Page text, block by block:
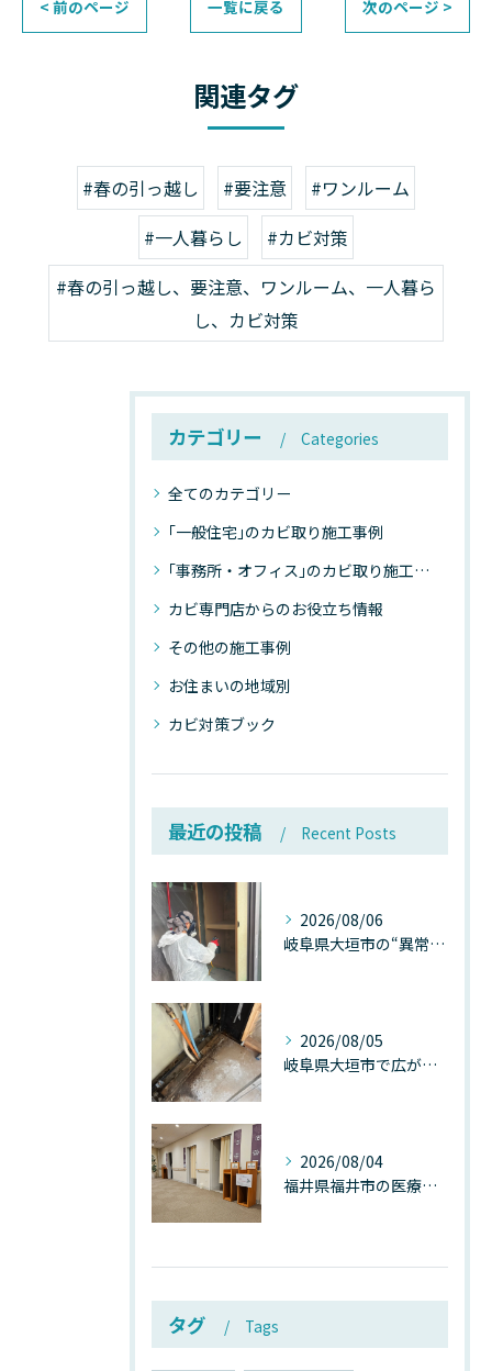
< 前のページ 一覧に戻る 次のページ >
関連タグ
#春の引っ越し #要注意
#ワンルーム
#一人暮らし
#カビ対策
#春の引っ越し、要注意、ワンルーム、一人暮ら
し、カビ対策
カテゴリー Categories
全てのカテゴリー
｢一般住宅｣のカビ取り施工事例
｢事務所・オフィス｣のカビ取り施工事例
カビ専門店からのお役立ち情報
その他の施工事例
お住まいの地域別
カビ対策ブック
最近の投稿 Recent Posts
2026/08/06
岐阜県大垣市の“異常に高い気温”が建物内部を腐らせる──深層カビが爆発的に増える本当の理由
2026/08/05
岐阜県大垣市で広がる“深層カビ汚染”──なぜ除カビが必要なのか、建物内部で起きている見えない危機
2026/08/04
福井県福井市の医療施設で広がる“見えないカビ汚染”──なぜ除カビが必須なのか、その本質を徹底解説
タグ Tags